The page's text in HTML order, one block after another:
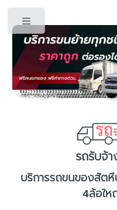
รถรับจ้
บริการรถขนของสัต
4ล้อใ
Toggle